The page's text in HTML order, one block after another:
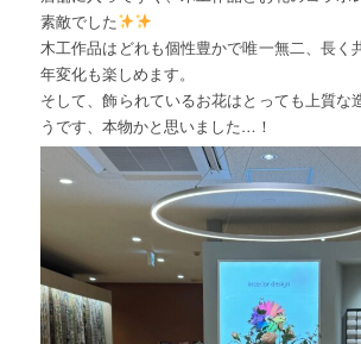
素敵でした
木工作品はどれも個性豊かで唯一無二、長く
年変化も楽しめます。
そして、飾られているお花はとっても上質な
うです、本物かと思いました…！